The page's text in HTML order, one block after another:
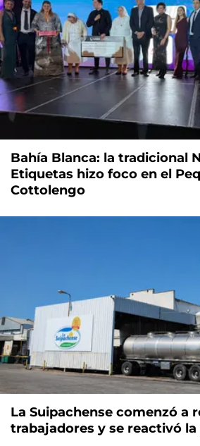
Bahía Blanca: la tradicional
Etiquetas hizo foco en el
Cottolengo
La Suipachense comenzó a
trabajadores y se reactivó